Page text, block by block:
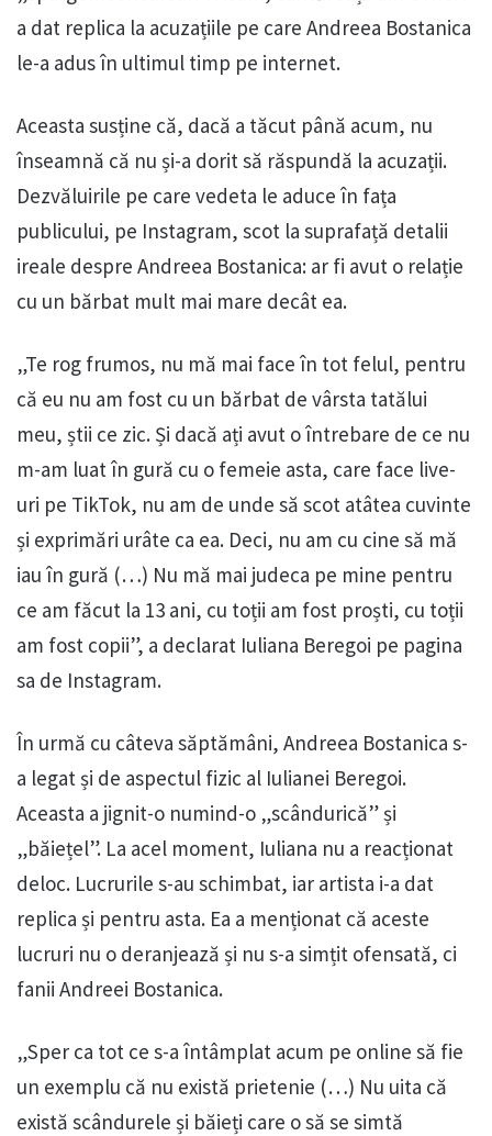
a dat replica la acuzațiile pe care Andreea Bostanica
le-a adus în ultimul timp pe internet.
Aceasta susține că, dacă a tăcut până acum, nu
înseamnă că nu și-a dorit să răspundă la acuzații.
Dezvăluirile pe care vedeta le aduce în fața
publicului, pe Instagram, scot la suprafață detalii
ireale despre Andreea Bostanica: ar fi avut o relație
cu un bărbat mult mai mare decât ea.
„Te rog frumos, nu mă mai face în tot felul, pentru
că eu nu am fost cu un bărbat de vârsta tatălui
meu, știi ce zic. Și dacă ați avut o întrebare de ce nu
m-am luat în gură cu o femeie asta, care face live-
uri pe TikTok, nu am de unde să scot atâtea cuvinte
și exprimări urâte ca ea. Deci, nu am cu cine să mă
iau în gură (…) Nu mă mai judeca pe mine pentru
ce am făcut la 13 ani, cu toții am fost proști, cu toții
am fost copii”, a declarat Iuliana Beregoi pe pagina
sa de Instagram.
În urmă cu câteva săptămâni, Andreea Bostanica s-
a legat și de aspectul fizic al Iulianei Beregoi.
Aceasta a jignit-o numind-o „scândurică” și
„băiețel”. La acel moment, Iuliana nu a reacționat
deloc. Lucrurile s-au schimbat, iar artista i-a dat
replica și pentru asta. Ea a menționat că aceste
lucruri nu o deranjează și nu s-a simțit ofensată, ci
fanii Andreei Bostanica.
„Sper ca tot ce s-a întâmplat acum pe online să fie
un exemplu că nu există prietenie (…) Nu uita că
există scândurele și băieți care o să se simtă